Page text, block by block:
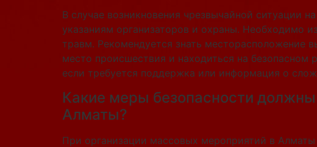
В случае возникновения чрезвычайной ситуации
указаниям организаторов и охраны. Необходимо
травм. Рекомендуется знать месторасположение
место происшествия и находиться на
если требуется поддержка или информация о
Какие меры безопасности
Алматы?
При организации массовых мероприятий в